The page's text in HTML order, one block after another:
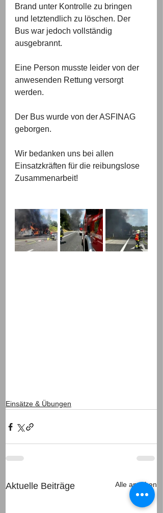
Brand unter Kontrolle zu bringen
und letztendlich zu löschen. Der
Bus war jedoch vollständig
ausgebrannt.
Eine Person musste leider von der
anwesenden Rettung versorgt
werden.
Der Bus wurde von der ASFINAG
geborgen.
Wir bedanken uns bei allen
Einsatzkräften für die reibungslose
Zusammenarbeit!
Einsätze & Übungen
Aktuelle Beiträge Alle ansehen